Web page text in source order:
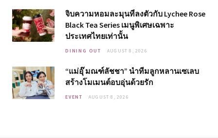
จิบความหอมละมุนที่ลงตัวกับ Lychee Rose
Black Tea Series เมนูพิเศษเฉพาะ
ประเทศไทยเท่านั้น
DINING OUT AUGUST 8, 2026
“แม่อุ๊ มณฑ์ลัชชา” นำทีมลูกหลานเซเลบ
สร้างโมเมนต์อบอุ่นด้วยรัก
EVENT AUGUST 8, 2026